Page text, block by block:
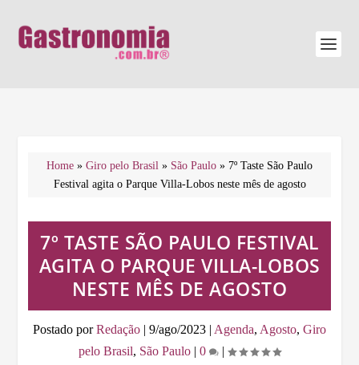
Home » Giro pelo Brasil » São Paulo » 7º Taste São Paulo
Festival agita o Parque Villa-Lobos neste mês de agosto
7º TASTE SÃO PAULO FESTIVAL
AGITA O PARQUE VILLA-LOBOS
NESTE MÊS DE AGOSTO
Postado porRedação | 9/ago/2023 | Agenda, Agosto, Giro
pelo Brasil, São Paulo | 0 |